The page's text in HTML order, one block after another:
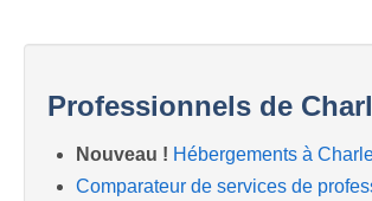
Professionnels de
Nouveau ! Hébergements à
Comparateur de services de